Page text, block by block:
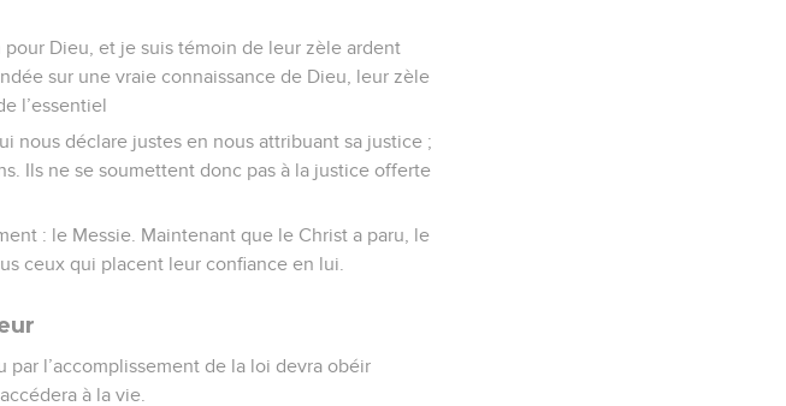
Dieu, et je suis témoin de leur zèle ardent
sur une vraie connaissance de Dieu, leur zèle
l’essentiel
nous déclare justes en nous attribuant sa justice ;
Ils ne se soumettent donc pas à la justice offerte
: le Messie. Maintenant que le Christ a paru, le
ceux qui placent leur confiance en lui.
par l’accomplissement de la loi devra obéir
à la vie.